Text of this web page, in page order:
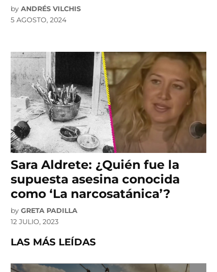
by ANDRÉS VILCHIS
5 AGOSTO, 2024
Sara Aldrete: ¿Quién fue la
supuesta asesina conocida
como ‘La narcosatánica’?
by GRETA PADILLA
12 JULIO, 2023
LAS MÁS LEÍDAS